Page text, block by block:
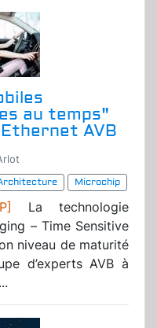
au temps"
AVB
Microchip
La technologie
– Time Sensitive
niveau de maturité
d’experts AVB à